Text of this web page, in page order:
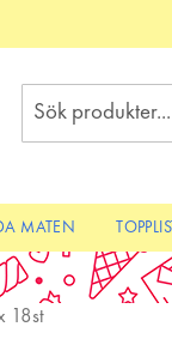
MATEN
18st